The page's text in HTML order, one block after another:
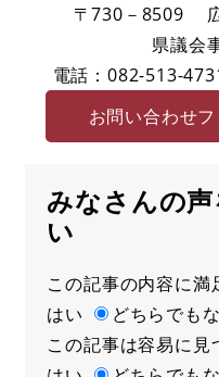
〒730－8509
県議会
電話：082-513-
お問い合わせ
みなさんの
い
満
足
度
この記事の内容に
はい
どちらでも
容
この記事は容易に